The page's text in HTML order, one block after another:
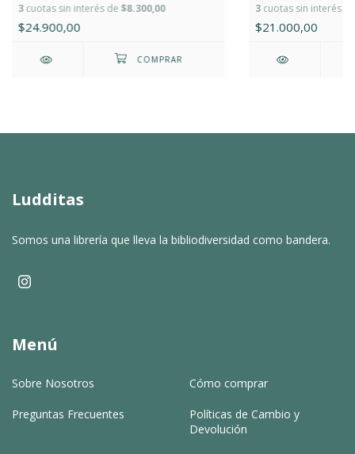
3cuotas sin interés de $8.300,00
$24.900,00
3cuotas sin interés
$21.000,00
Ludditas
Somos una librería que lleva la bibliodiversidad como bandera.
Menú
Sobre Nosotros Cómo comprar
Preguntas Frecuentes
Políticas de Cambio y
Devolución